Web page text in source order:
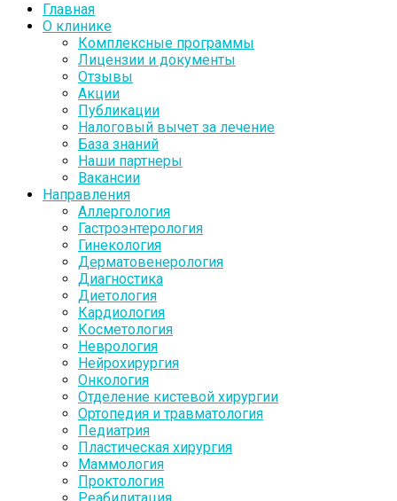
Главная
О клинике
Комплексные программы
Лицензии и документы
Отзывы
Акции
Публикации
Налоговый вычет за лечение
База знаний
Наши партнеры
Вакансии
Направления
Аллергология
Гастроэнтерология
Гинекология
Дерматовенерология
Диагностика
Диетология
Кардиология
Косметология
Неврология
Нейрохирургия
Онкология
Отделение кистевой хирургии
Ортопедия и травматология
Педиатрия
Пластическая хирургия
Маммология
Проктология